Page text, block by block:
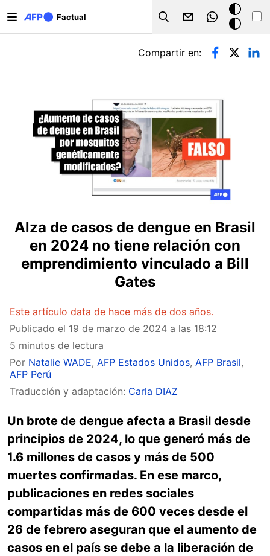
Factual
Search
Modo
oscuro
Solapas principales
Compartir en:
Alza de casos de dengue en Brasil
en 2024 no tiene relación con
emprendimiento vinculado a Bill
Gates
Este artículo data de hace más de dos años.
Publicado el 19 de marzo de 2024 a las 18:12
5 minutos de lectura
Por Natalie WADE, AFP Estados Unidos, AFP Brasil,
AFP Perú
Traducción y adaptación: Carla DIAZ
Un brote de dengue afecta a Brasil desde
principios de 2024, lo que generó más de
1.6 millones de casos y más de 500
muertes confirmadas. En ese marco,
publicaciones en redes sociales
compartidas más de 600 veces desde el
26 de febrero aseguran que el aumento de
casos en el país se debe a la liberación de